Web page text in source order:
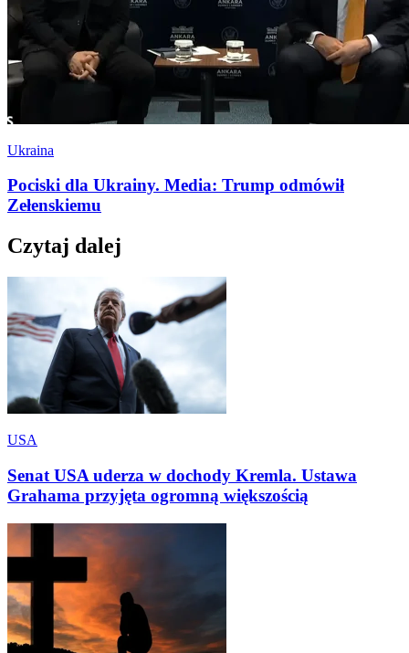
Ukraina
Pociski dla Ukrainy. Media: Trump odmówił
Zełenskiemu
Czytaj dalej
USA
Senat USA uderza w dochody Kremla. Ustawa
Grahama przyjęta ogromną większością